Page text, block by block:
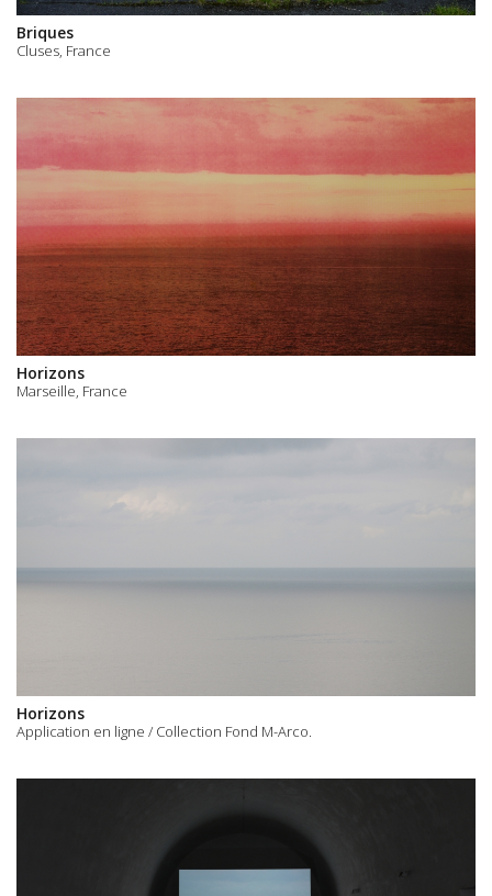
Briques
Cluses, France
Horizons
Marseille, France
Horizons
Application en ligne / Collection Fond M-Arco.